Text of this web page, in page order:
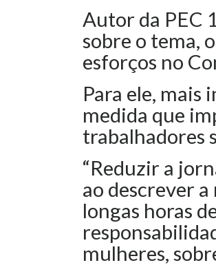
Autor da PEC
sobre o tema,
esforços no
Para ele, mais
medida que
trabalhadores
“Reduzir a
ao descrever
longas horas
mulheres,